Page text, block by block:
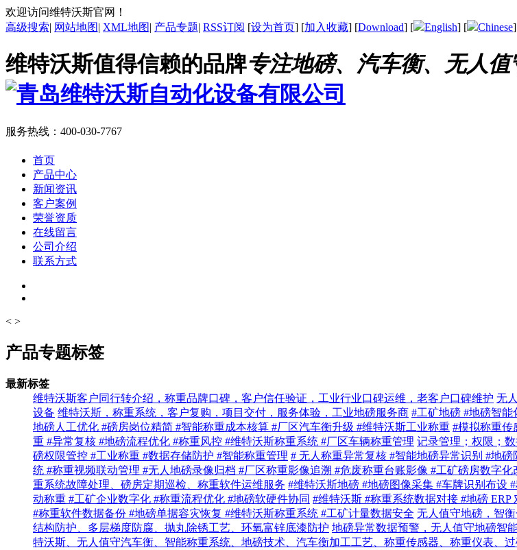
欢迎访问维特沃斯官网！
高级搜索| 网站地图| XML地图| 产品专题| RSS订阅 [设为首页] [加入收藏] [Download] [ English] [ Chinese]
维特沃斯值得信赖的品牌专注地磅、汽车衡、无人
服务热线： 400-030-7767
首页
产品中心
新闻资讯
客户案例
荣誉资质
在线留言
公司介绍
联系方式
< >
产品专题标签
最新标签
维特沃斯客户同行转介绍，称重品牌口碑，客户信任验证，工业行业口碑运维，老客户口碑维护 无
设备 维特沃斯，称重系统，客户复购，项目交付，服务体验，工业地磅服务商 #工矿地磅 #地磅智
地磅人工优化 #磅房岗位精简 #智能称重成本核算 #厂区汽车衡升级 #维特沃斯工业称重 #模拟称重传
重 #异常复核 #地磅流程优化 #称重风控 #维特沃斯称重系统 #厂区车辆称重管理 记录管理；权限；
磅权限管控 #工业称重 #数据存储防护 #智能称重管理 # 无人称重异常复核 #智能地磅异常识别 #地
统 #称重视频联动管理 #无人地磅录像归档 #厂区称重影像追溯 #危废称重台账影像 #工矿磅房数字
重系统故障处理、磅房定期巡检、称重软件运维服务 #维特沃斯地磅 #地磅图像采集 #车牌识别布设
动称重 #工矿企业数字化 #称重流程优化 #地磅软硬件协同 #维特沃斯 #称重系统数据对接 #地磅
#称重软件数据备份 #地磅单据容灾恢复 #维特沃斯称重系统 #工矿计量数据安全 无人值守地磅，智
结构防护、多层梯度防腐、抛丸除锈工艺、环氧富锌底漆防护 地磅异常数据预警，无人值守地磅智
特沃斯、无人值守汽车衡、智能称重系统、地磅技术、汽车衡加工工艺、称重传感器、称重仪表、